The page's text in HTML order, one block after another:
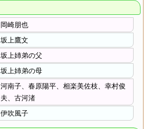
岡崎朋也
坂上鷹文
坂上姉弟の父
坂上姉弟の母
河南子、春原陽平、相楽美佐枝、幸村俊
夫、古河渚
伊吹風子